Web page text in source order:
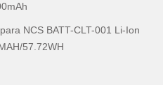
NCS BATT-CLT-001 Li-Ion
57.72WH